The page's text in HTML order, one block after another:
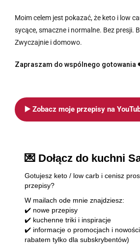
Moim celem jest pokazać, że keto i low
sycące, smaczne i normalne. Bez presji.
Zwyczajnie i domowo.
Zapraszam do wspólnego gotowania
▶️ Zobacz moje przepisy na
💌 Dołącz do kuchni
Gotujesz keto / low carb i cenisz
przepisy?
W mailach ode mnie znajdziesz:
✔️ nowe przepisy
✔️ kuchenne triki i inspiracje
✔️ informacje o promocjach i
rabatem tylko dla subskrybentów)